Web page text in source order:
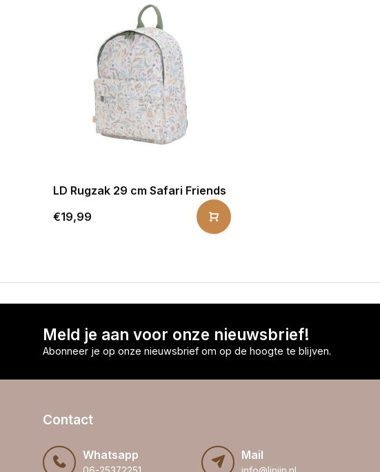
LD Rugzak 29 cm Safari Friends
€19,99
Meld je aan voor onze nieuwsbrief!
Abonneer je op onze nieuwsbrief om op de hoogte te blijven.
Contact
Whatsapp Mail